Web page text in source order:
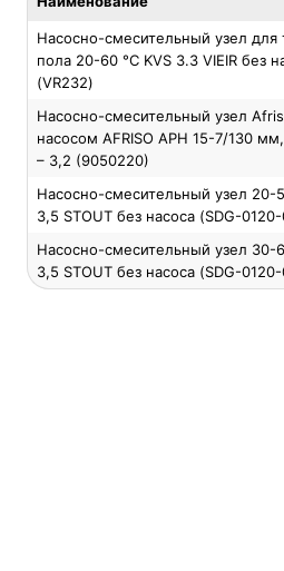
Насосно-смесительный узел для
пола 20-60 °С KVS 3.3 VIEIR без
(VR232)
Насосно-смесительный узел
насосом AFRISO APH 15-7/130
– 3,2 (9050220)
Насосно-смесительный узел 20-
3,5 STOUT без насоса (SDG-
Насосно-смесительный узел 30-
3,5 STOUT без насоса (SDG-